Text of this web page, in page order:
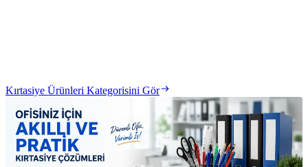
Kırtasiye Ürünleri Kategorisini Gör